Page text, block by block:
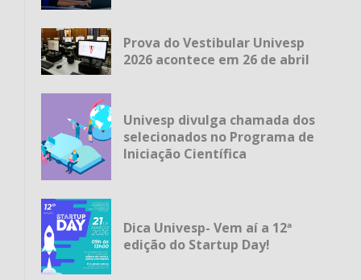
Prova do Vestibular Univesp
2026 acontece em 26 de abril
Univesp divulga chamada dos
selecionados no Programa de
Iniciação Científica
Dica Univesp- Vem aí a 12ª
edição do Startup Day!